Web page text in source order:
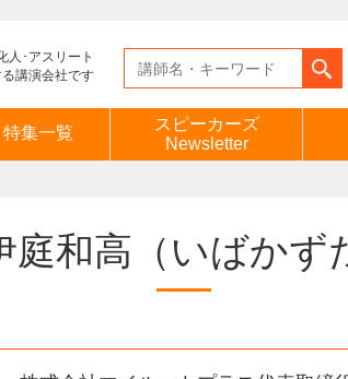
人･アスリート
講演会社です
特集一覧
スピーカーズ
Newsletter
庭和高 （いばかず